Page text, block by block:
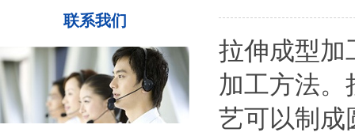
联系我们
拉伸成型加
加工方法。
艺可以制成